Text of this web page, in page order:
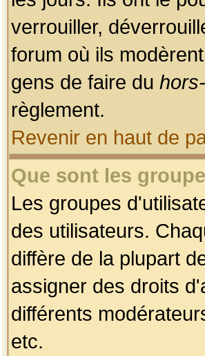
verrouiller,
forum où ils
gens de faire du
règlement.
Revenir en haut de
Que sont les
Les groupes
des utilisateurs.
diffère de la plupart
assigner des droits
différents
etc.